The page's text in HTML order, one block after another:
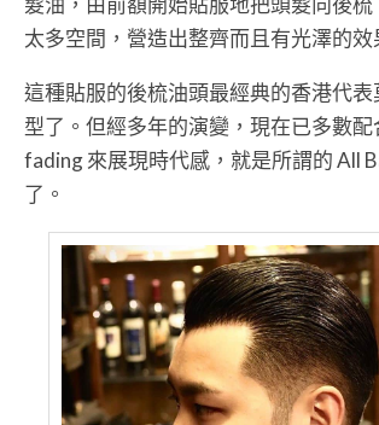
太多空間，營造出整齊而且有光澤的效
這種貼服的後梳油頭最經典的香港代
型了。但經多年的演變，現在已多數配
fading 來展現時代感，就是所謂的 All
了。